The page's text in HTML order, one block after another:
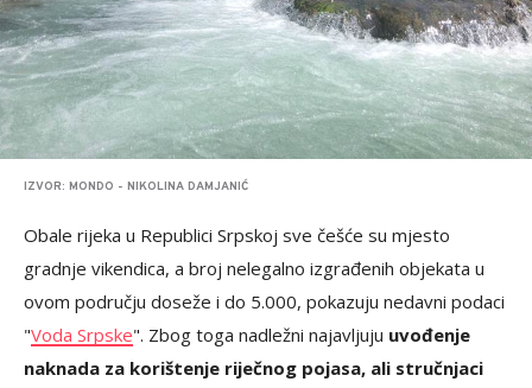
IZVOR: MONDO - NIKOLINA DAMJANIĆ
Obale rijeka u Republici Srpskoj sve češće su mjesto
gradnje vikendica, a broj nelegalno izgrađenih objekata u
ovom području doseže i do 5.000, pokazuju nedavni podaci
"Voda Srpske". Zbog toga nadležni najavljuju uvođenje
naknada za korištenje riječnog pojasa, ali stručnjaci